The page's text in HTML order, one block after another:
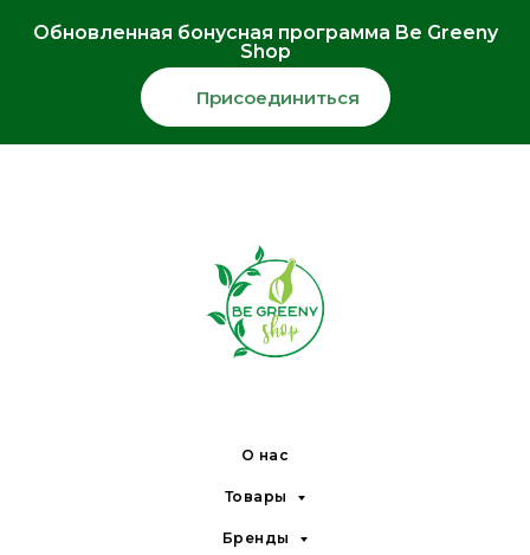
Обновленная бонусная программа Be Greeny
Shop
Присоединиться
О нас
Товары
Бренды